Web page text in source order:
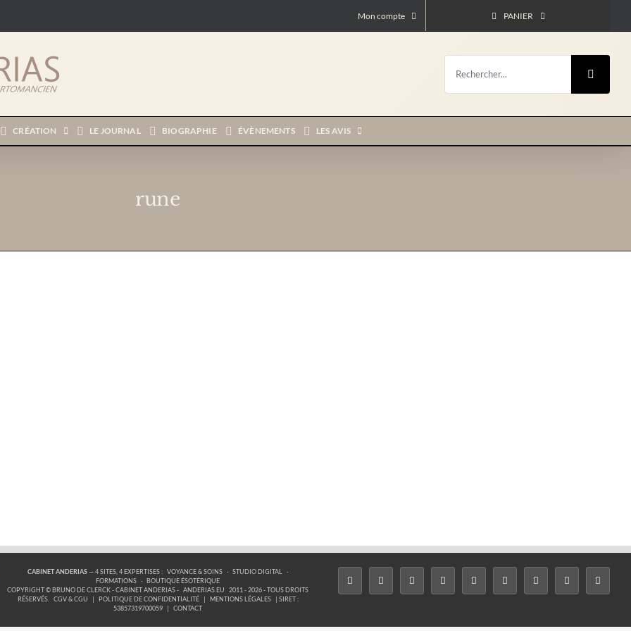
Mon compte PANIER
Rechercher:
CRÉATION LE JOURNAL BIOGRAPHIE ÉVÈNEMENTS LES AVIS
rune
CABINET ANDERIAS— 4 SITES, 4 EXPERTISES : VOYANCE & SOINS · STUDIO DIGITAL ·
FORMATIONS · BOUTIQUE ÉSOTÉRIQUE
COPYRIGHT © BRUNO DE CLERCK - CABINET ANDERIAS - ANDERIAS.EU
2011 - 2026 - TOUS DROITS
RÉSERVÉS. CGV & CGU | POLITIQUE DE CONFIDENTIALITÉ | MENTIONS LÉGALES
| SIRET :
53857319700059
| CONTACT